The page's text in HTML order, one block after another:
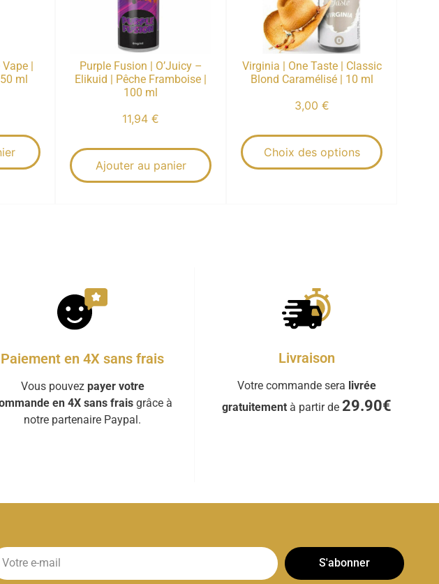
|
ml
Purple Fusion | O’Juicy –
Elikuid | Pêche Framboise |
100 ml
11,94€
Ajouter au panier
Virginia | One Taste | Classic
Blond Caramélisé | 10 ml
3,00 €
Choix des options
Paiement en 4X sans frais
Vous pouvez payer votre
en 4X sans fraisgrâce à
notre partenaire Paypal.
Livraison
Votre commande sera livrée
gratuitementà partir de 29.90€
S'abonner